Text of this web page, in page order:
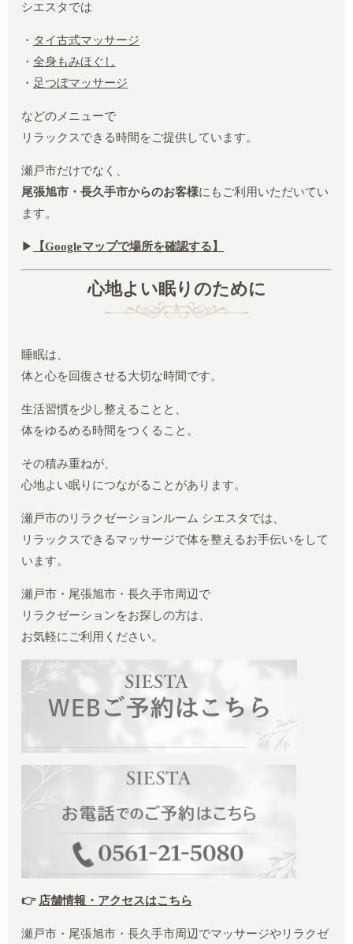
シエスタでは
・ タイ古式マッサージ
・全身もみほぐし
・ 足つぼマッサージ
などのメニューで
リラックスできる時間をご提供しています。
瀬戸市だけでなく、
尾張旭市・長久手市からのお客様にもご利用いただいてい
ます。
▶︎ 【Googleマップで場所を確認する】
心地よい眠りのために
睡眠は、
体と心を回復させる大切な時間です。
生活習慣を少し整えることと、
体をゆるめる時間をつくること。
その積み重ねが、
心地よい眠りにつながることがあります。
瀬戸市のリラクゼーションルーム シエスタでは、
リラックスできるマッサージで体を整えるお手伝いをして
います。
瀬戸市・尾張旭市・長久手市周辺で
リラクゼーションをお探しの方は、
お気軽にご利用ください。
👉 店舗情報・アクセスはこちら
瀬戸市・尾張旭市・長久手市周辺でマッサージやリラクゼ